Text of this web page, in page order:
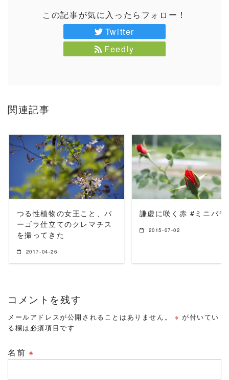
この記事が気に入ったらフォロー！
Twitter
Feedly
関連記事
READ MORE
つる性植物の女王こと、パ
ーゴラ仕立てのクレマチス
を撮ってきた
2017-04-26
READ MORE
謙虚に咲く赤 #ミニバラ
2015-07-02
コメントを残す
メールアドレスが公開されることはありません。 ※ が付いてい
る欄は必須項目です
名前 ※